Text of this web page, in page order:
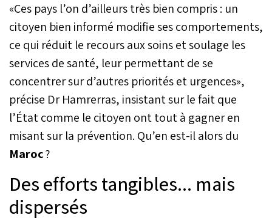
«Ces pays l’on d’ailleurs très bien compris : un
citoyen bien informé modifie ses comportements,
ce qui réduit le recours aux soins et soulage les
services de santé, leur permettant de se
concentrer sur d’autres priorités et urgences»,
précise Dr Hamrerras, insistant sur le fait que
l’État comme le citoyen ont tout à gagner en
misant sur la prévention. Qu’en est-il alors du
Maroc?
Des efforts tangibles... mais
dispersés